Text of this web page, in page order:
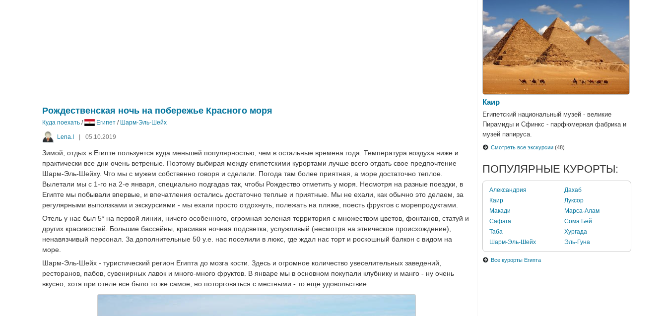
Рождественская ночь на побережье Красного моря
Куда поехать / Египет / Шарм-Эль-Шейх
Lena.I 05.10.2019
Зимой, отдых в Египте пользуется куда меньшей популярностью, чем в остальные времена года. Температура воздуха ниже и
практически все дни очень ветреные. Поэтому выбирая между египетскими курортами лучше всего отдать свое предпочтение
Шарм-Эль-Шейху. Что мы с мужем собственно говоря и сделали. Погода там более приятная, а море достаточно теплое.
Вылетали мы с 1-го на 2-е января, специально подгадав так, чтобы Рождество отметить у моря. Несмотря на разные поездки, в
Египте мы побывали впервые, и впечатления остались достаточно теплые и приятные. Мы не ехали, как обычно это делаем, за
регулярными выползками и экскурсиями - мы ехали просто отдохнуть, полежать на пляже, поесть фруктов с морепродуктами.
Отель у нас был 5* на первой линии, ничего особенного, огромная зеленая территория с множеством цветов, фонтанов, статуй и
других красивостей. Большие бассейны, красивая ночная подсветка, услужливый (несмотря на этническое происхождение),
ненавязчивый персонал. За дополнительные 50 у.е. нас поселили в люкс, где ждал нас торт и роскошный балкон с видом на
море.
Шарм-Эль-Шейх - туристический регион Египта до мозга кости. Здесь и огромное количество увеселительных заведений,
ресторанов, пабов, сувенирных лавок и много-много фруктов. В январе мы в основном покупали клубнику и манго - ну очень
вкусно, хотя при отеле все было то же самое, но поторговаться с местными - то еще удовольствие.
Каир
Египетский национальный музей - великие
Пирамиды и Сфинкс - парфюмерная фабрика и
музей папируса.
Смотреть все экскурсии (48)
ПОПУЛЯРНЫЕ КУРОРТЫ:
Александрия
Дахаб
Каир
Луксор
Макади
Марса-Алам
Сафага
Сома Бей
Таба
Хургада
Шарм-Эль-Шейх
Эль-Гуна
Все курорты Египта